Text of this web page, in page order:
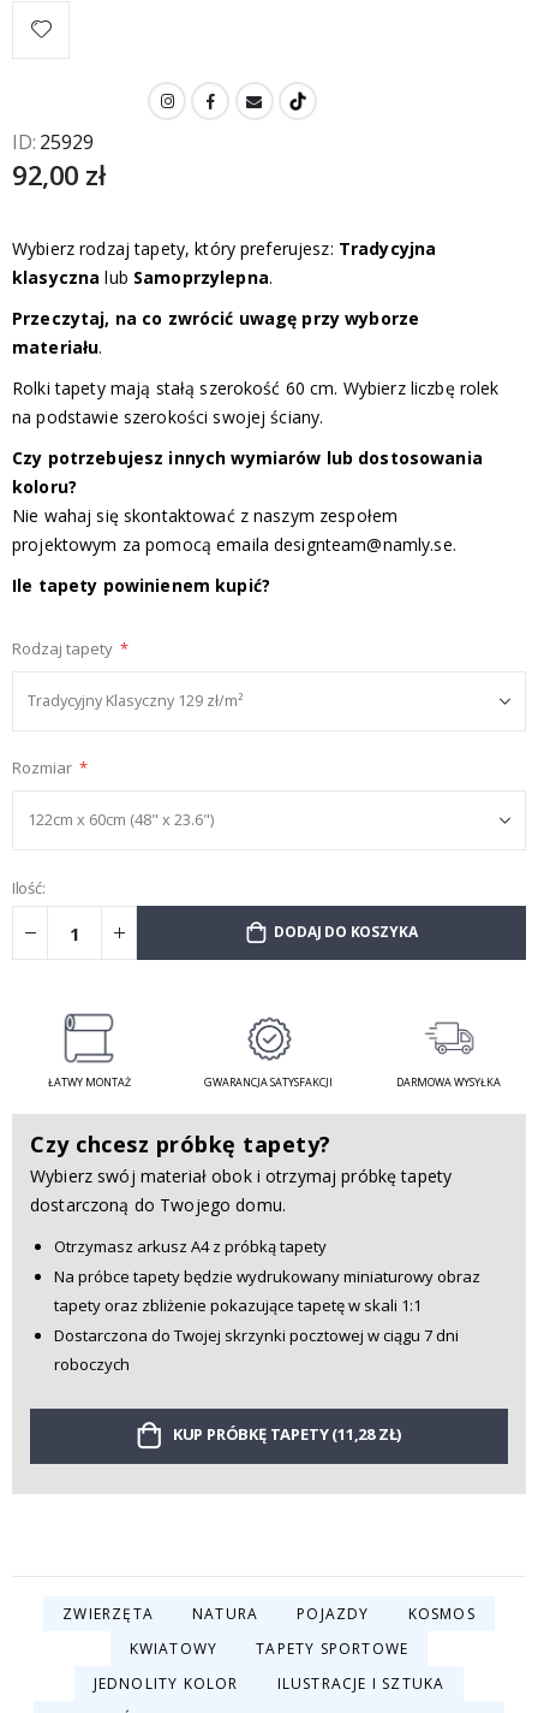
ID 25929
92,00 zł
Wybierz rodzaj tapety, który preferujesz: Tradycyjna
klasyczna lub Samoprzylepna.
Przeczytaj, na co zwrócić uwagę przy wyborze
materiału.
Rolki tapety mają stałą szerokość 60 cm. Wybierz liczbę rolek
na podstawie szerokości swojej ściany.
Czy potrzebujesz innych wymiarów lub dostosowania
koloru?
Nie wahaj się skontaktować z naszym zespołem
projektowym za pomocą emailadesignteam@namly.se.
Ile tapety powinienem kupić?
Rodzaj tapety
Rozmiar
Ilość:
DODAJ DO KOSZYKA
ŁATWY MONTAŻ GWARANCJA SATYSFAKCJI DARMOWA WYSYŁKA
Czy chcesz próbkę tapety?
Wybierz swój materiał obok i otrzymaj próbkę tapety
dostarczoną do Twojego domu.
Otrzymasz arkusz A4 z próbką tapety
Na próbce tapety będzie wydrukowany miniaturowy obraz
tapety oraz zbliżenie pokazujące tapetę w skali 1:1
Dostarczona do Twojej skrzynki pocztowej w ciągu 7 dni
roboczych
KUP PRÓBKĘ TAPETY (11,28 ZŁ)
ZWIERZĘTA NATURA POJAZDY
KOSMOS
KWIATOWY
TAPETY SPORTOWE
JEDNOLITY KOLOR
ILUSTRACJE I SZTUKA